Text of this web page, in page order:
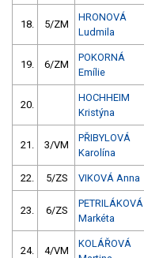
18. 5/ZM
HRONOVÁ
Ludmila
19. 6/ZM
POKORNÁ
Emílie
20.
HOCHHEIM
Kristýna
21. 3/VM
PŘIBYLOVÁ
Karolína
22. 5/ZS VIKOVÁ Anna
23. 6/ZS
PETRILÁKOVÁ
Markéta
24. 4/VM
KOLÁŘOVÁ